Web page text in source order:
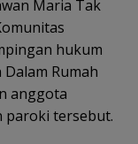
Maria Tak
hukum
Rumah
anggota
paroki tersebut.